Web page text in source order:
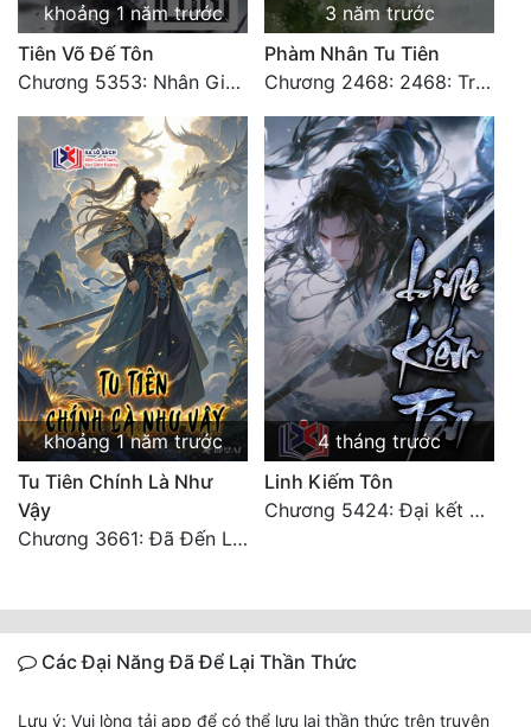
khoảng 1 năm trước
Tiên Võ Đế Tôn
Chương 5353: Nhân Gian Đạo (Đại kết cục) (2)
3 năm trước
Phàm Nhân Tu Tiên
Chương 2468: 2468: Trở Lại Vực Chủ Thành
khoảng 1 năm trước
Tu Tiên Chính Là Như
Vậy
Chương 3661: Đã Đến Lân Thú Quốc
4 tháng trước
Linh Kiếm Tôn
Chương 5424: Đại kết cục (Hạ)
Các Đại Năng Đã Để Lại Thần Thức
Lưu ý: Vui lòng tải app để có thể lưu lại thần thức trên truyện